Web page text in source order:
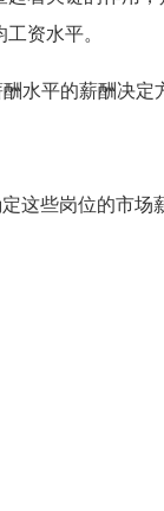
资水平。
水平的薪酬决定
这些岗位的市场